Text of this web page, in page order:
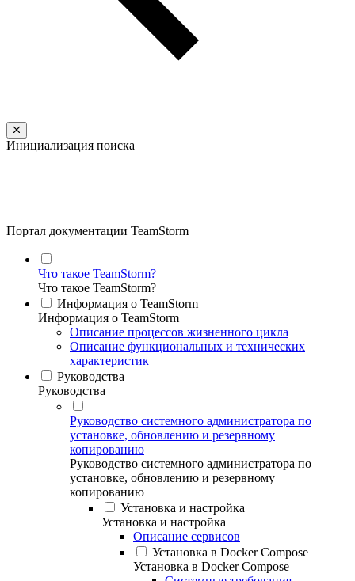
Инициализация поиска
Портал документации TeamStorm
Что такое TeamStorm?
Что такое TeamStorm?
Информация о TeamStorm
Информация о TeamStorm
Описание процессов жизненного цикла
Описание функциональных и технических
характеристик
Руководства
Руководства
Руководство системного администратора по
установке, обновлению и резервному
копированию
Руководство системного администратора по
установке, обновлению и резервному
копированию
Установка и настройка
Установка и настройка
Описание сервисов
Установка в Docker Compose
Установка в Docker Compose